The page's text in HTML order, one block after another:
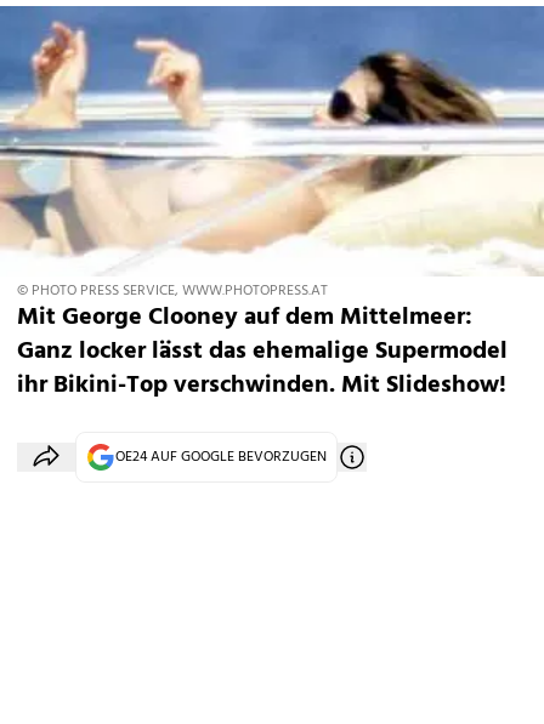
© PHOTO PRESS SERVICE, WWW.PHOTOPRESS.AT
Mit George Clooney auf dem Mittelmeer:
Ganz locker lässt das ehemalige Supermodel
ihr Bikini-Top verschwinden. Mit Slideshow!
OE24 AUF GOOGLE BEVORZUGEN